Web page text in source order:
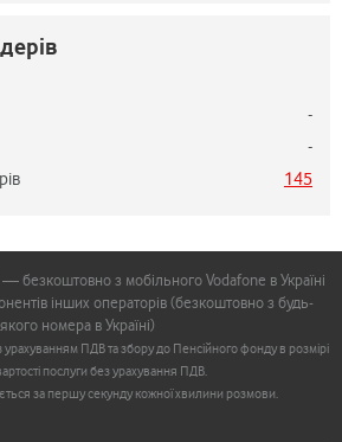
-
-
145
безкоштовно з мобільного Vodafone в Україні
інших операторів (безкоштовно з будь-
якого номера в Україні)
ПДВ та збору до Пенсійного фонду в розмірі
послуги без урахування ПДВ.
за першу секунду кожної хвилини розмови.